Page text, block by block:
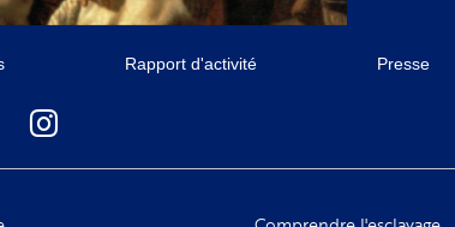
Rapport d'activité Presse